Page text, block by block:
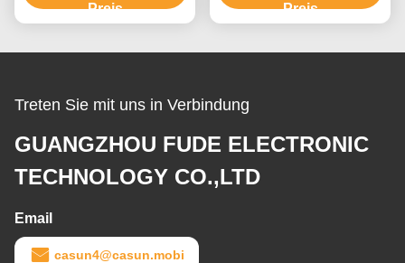
Preis Preis
Treten Sie mit uns in Verbindung
GUANGZHOU FUDE ELECTRONIC
TECHNOLOGY CO.,LTD
Email
casun4@casun.mobi